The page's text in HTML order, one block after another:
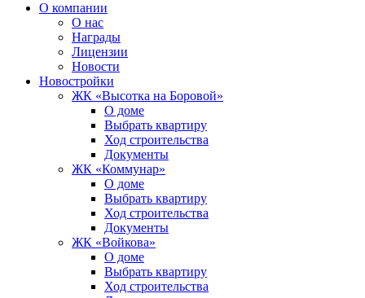
О компании
О нас
Награды
Лицензии
Новости
Новостройки
ЖК «Высотка на Боровой»
О доме
Выбрать квартиру
Ход строительства
Документы
ЖК «Коммунар»
О доме
Выбрать квартиру
Ход строительства
Документы
ЖК «Войкова»
О доме
Выбрать квартиру
Ход строительства